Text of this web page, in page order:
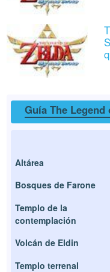
Guía The
Altárea
Bosques de Farone
Templo de la
contemplación
Volcán de Eldin
Templo terrenal